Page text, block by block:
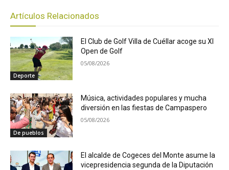
Artículos Relacionados
Deporte
El Club de Golf Villa de Cuéllar acoge su XI
Open de Golf
05/08/2026
De pueblos
Música, actividades populares y mucha
diversión en las fiestas de Campaspero
05/08/2026
El alcalde de Cogeces del Monte asume la
vicepresidencia segunda de la Diputación